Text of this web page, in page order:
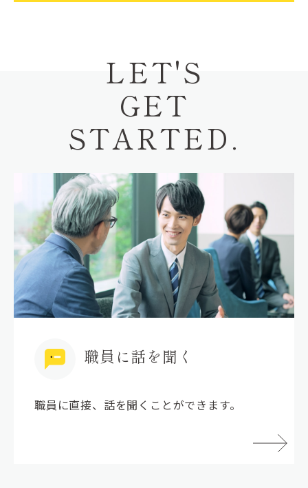
LET'S
GET
STARTED.
職員に話を聞く
職員に直接、話を聞くことができます。